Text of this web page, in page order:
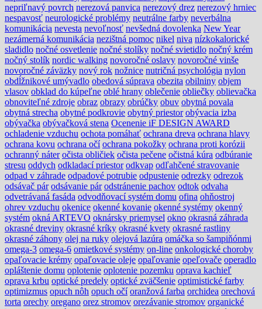
nepriľnavý povrch nerezová panvica nerezový drez nerezový hrniec
nespavosť neurologické problémy neutrálne farby neverbálna
komunikácia nevesta nevoľnosť nevšedná dovolenka New Year
nezámerná komunikácia nezištná pomoc nikel niva nízkokalorické
sladidlo nočné osvetlenie nočné stolíky nočné svietidlo nočný krém
nočný stolík nordic walking novoročné oslavy novoročné vinše
novoročné záväzky nový rok nožnice nutričná psychológia nylon
obdĺžnikové umývadlo obedová súprava obezita obilniny objem
vlasov obklad do kúpeľne oblé hrany oblečenie obliečky oblievačka
obnoviteľné zdroje obraz obrazy obrúčky obuv obytná povala
obytná strecha obytné podkrovie obytný priestor obývacia izba
obývačka obývačková stena Ocenenie iF DESIGN AWARD
ochladenie vzduchu ochota pomáhať ochrana dreva ochrana hlavy
ochrana kovu ochrana očí ochrana pokožky ochrana proti korózii
ochranný náter očista obličiek očista pečene očistná kúra odbúranie
stresu oddych odkladací priestor odkvap odľahčené stravovanie
odpad v záhrade odpadové potrubie odpustenie odrezky odrezok
odsávač pár odsávanie pár odstránenie pachov odtok odvaha
odvetrávaná fasáda odvodňovací systém domu ofina ohňostroj
ohrev vzduchu okenice okenné kovanie okenné systémy okenný
systém okná ARTEVO oknársky priemysel okno okrasná záhrada
okrasné dreviny okrasné kríky okrasné kvety okrasné rastliny
okrasné záhony olej na ruky olejová lazúra omáčka so šampiňónmi
omega-3 omega-6 omietkové systémy on-line onkologické choroby
opaľovacie krémy opaľovacie oleje opaľovanie opeľovače operadlo
opláštenie domu oplotenie oplotenie pozemku oprava kachieľ
oprava krbu optické predely optické zväčšenie optimistické farby
optimizmus opuch nôh opuch očí oranžová farba orchidea orechová
torta orechy oregano orez stromov orezávanie stromov organické